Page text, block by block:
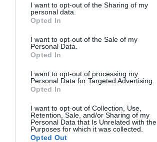
I want to opt-out of the Sharing of my
personal data.
Opted In
I want to opt-out of the Sale of my
Personal Data.
Opted In
I want to opt-out of processing my
Personal Data for Targeted Advertising.
Opted In
I want to opt-out of Collection, Use,
Retention, Sale, and/or Sharing of my
Personal Data that Is Unrelated with the
Purposes for which it was collected.
Opted Out